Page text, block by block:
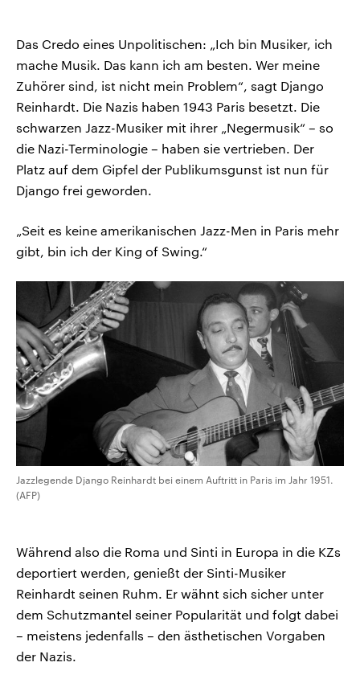
Das Credo eines Unpolitischen: „Ich bin Musiker, ich
mache Musik. Das kann ich am besten. Wer meine
Zuhörer sind, ist nicht mein Problem“, sagt Django
Reinhardt. Die Nazis haben 1943 Paris besetzt. Die
schwarzen Jazz-Musiker mit ihrer „Negermusik“ – so
die Nazi-Terminologie – haben sie vertrieben. Der
Platz auf dem Gipfel der Publikumsgunst ist nun für
Django frei geworden.
„Seit es keine amerikanischen Jazz-Men in Paris mehr
gibt, bin ich der King of Swing.“
Jazzlegende Django Reinhardt bei einem Auftritt in Paris im Jahr 1951.
(AFP)
Während also die Roma und Sinti in Europa in die KZs
deportiert werden, genießt der Sinti-Musiker
Reinhardt seinen Ruhm. Er wähnt sich sicher unter
dem Schutzmantel seiner Popularität und folgt dabei
– meistens jedenfalls – den ästhetischen Vorgaben
der Nazis.